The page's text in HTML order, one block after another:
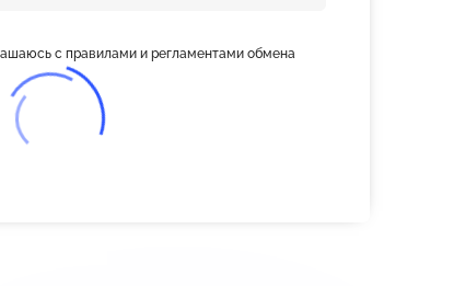
с правилами и регламентами обмена